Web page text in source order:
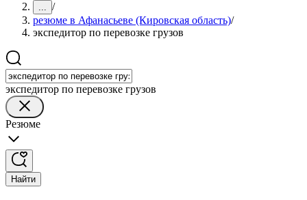
... /
резюме в Афанасьеве (Кировская область)/
экспедитор по перевозке грузов
экспедитор по перевозке грузов
Резюме
Найти